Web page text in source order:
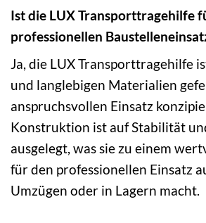
Ist die LUX Transporttragehilfe
professionellen
Ja, die LUX Transporttragehilfe
und langlebigen Materialien
anspruchsvollen Einsatz
Konstruktion ist auf Stabilität
ausgelegt, was sie zu einem
für den professionellen Einsatz
Umzügen oder in Lagern macht.